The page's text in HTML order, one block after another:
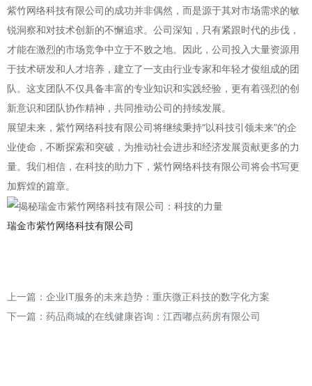
紫竹网络科技有限公司的成功并非偶然，而是源于其对市场需求的敏
锐洞察和对技术创新的不懈追求。公司深知，只有紧跟时代的步伐，
才能在激烈的市场竞争中立于不败之地。因此，公司投入大量资源用
于技术研发和人才培养，建立了一支由行业专家和年轻才俊组成的团
队。这支团队不仅具备丰富的专业知识和实践经验，更有着强烈的创
新意识和团队协作精神，共同推动公司的持续发展。
展望未来，紫竹网络科技有限公司将继续秉持“以科技引领未来”的企
业使命，不断探索和突破，为推动社会进步和经济发展贡献更多的力
量。我们相信，在科技的助力下，紫竹网络科技有限公司将会书写更
加辉煌的篇章。
瑞金市紫竹网络科技有限公司
上一篇： 企业IT服务的未来趋势：重庆微正科技的数字化方案
下一篇： 药品商城的在线健康咨询：江西嘟点药房有限公司